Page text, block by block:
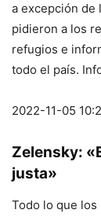
a excepción de
pidieron a los
refugios e
todo el país.
2022-11-05
Zelensky:
justa»
Todo lo que